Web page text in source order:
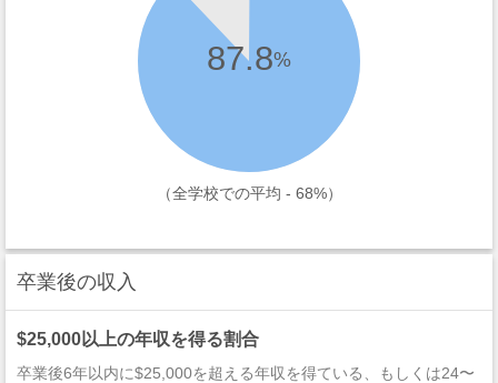
87.8%
（全学校での平均 - 68%）
卒業後の収入
$25,000以上の年収を得る割合
卒業後6年以内に$25,000を超える年収を得ている、もしくは24〜